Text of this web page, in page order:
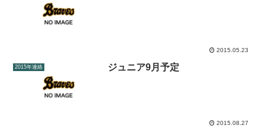
2015.05.23
2015年連絡 ジュニア9月予定
2015.08.27